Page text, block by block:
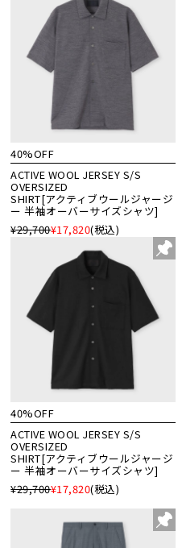
40%OFF
ACTIVE WOOL JERSEY S/S
OVERSIZED
SHIRT[アクティブウールジャージ
ー 半袖オーバーサイズシャツ]
¥29,700¥17,820(税込)
40%OFF
ACTIVE WOOL JERSEY S/S
OVERSIZED
SHIRT[アクティブウールジャージ
ー 半袖オーバーサイズシャツ]
¥29,700¥17,820(税込)